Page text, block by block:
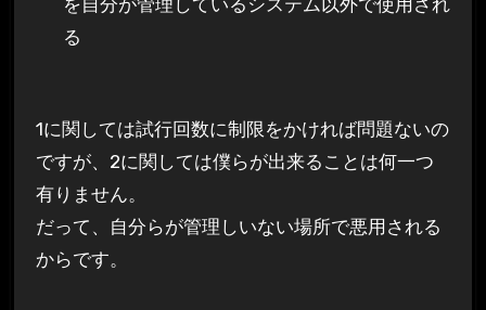
る
1に関しては試行回数に制限をかければ問題ないの
ですが、2に関しては僕らが出来ることは何一つ
有りません。
だって、自分らが管理しいない場所で悪用される
からです。